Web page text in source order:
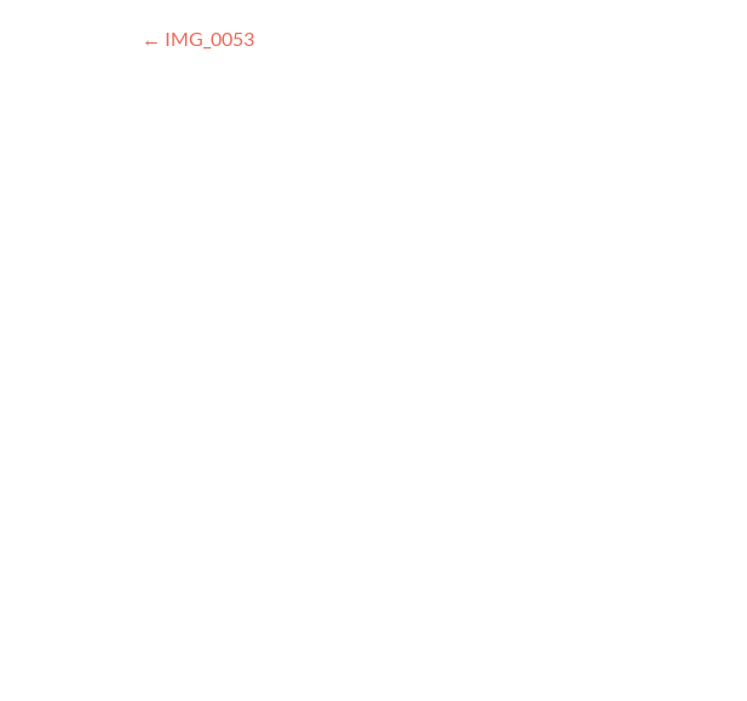
Beitragsnavigation
← IMG_0053